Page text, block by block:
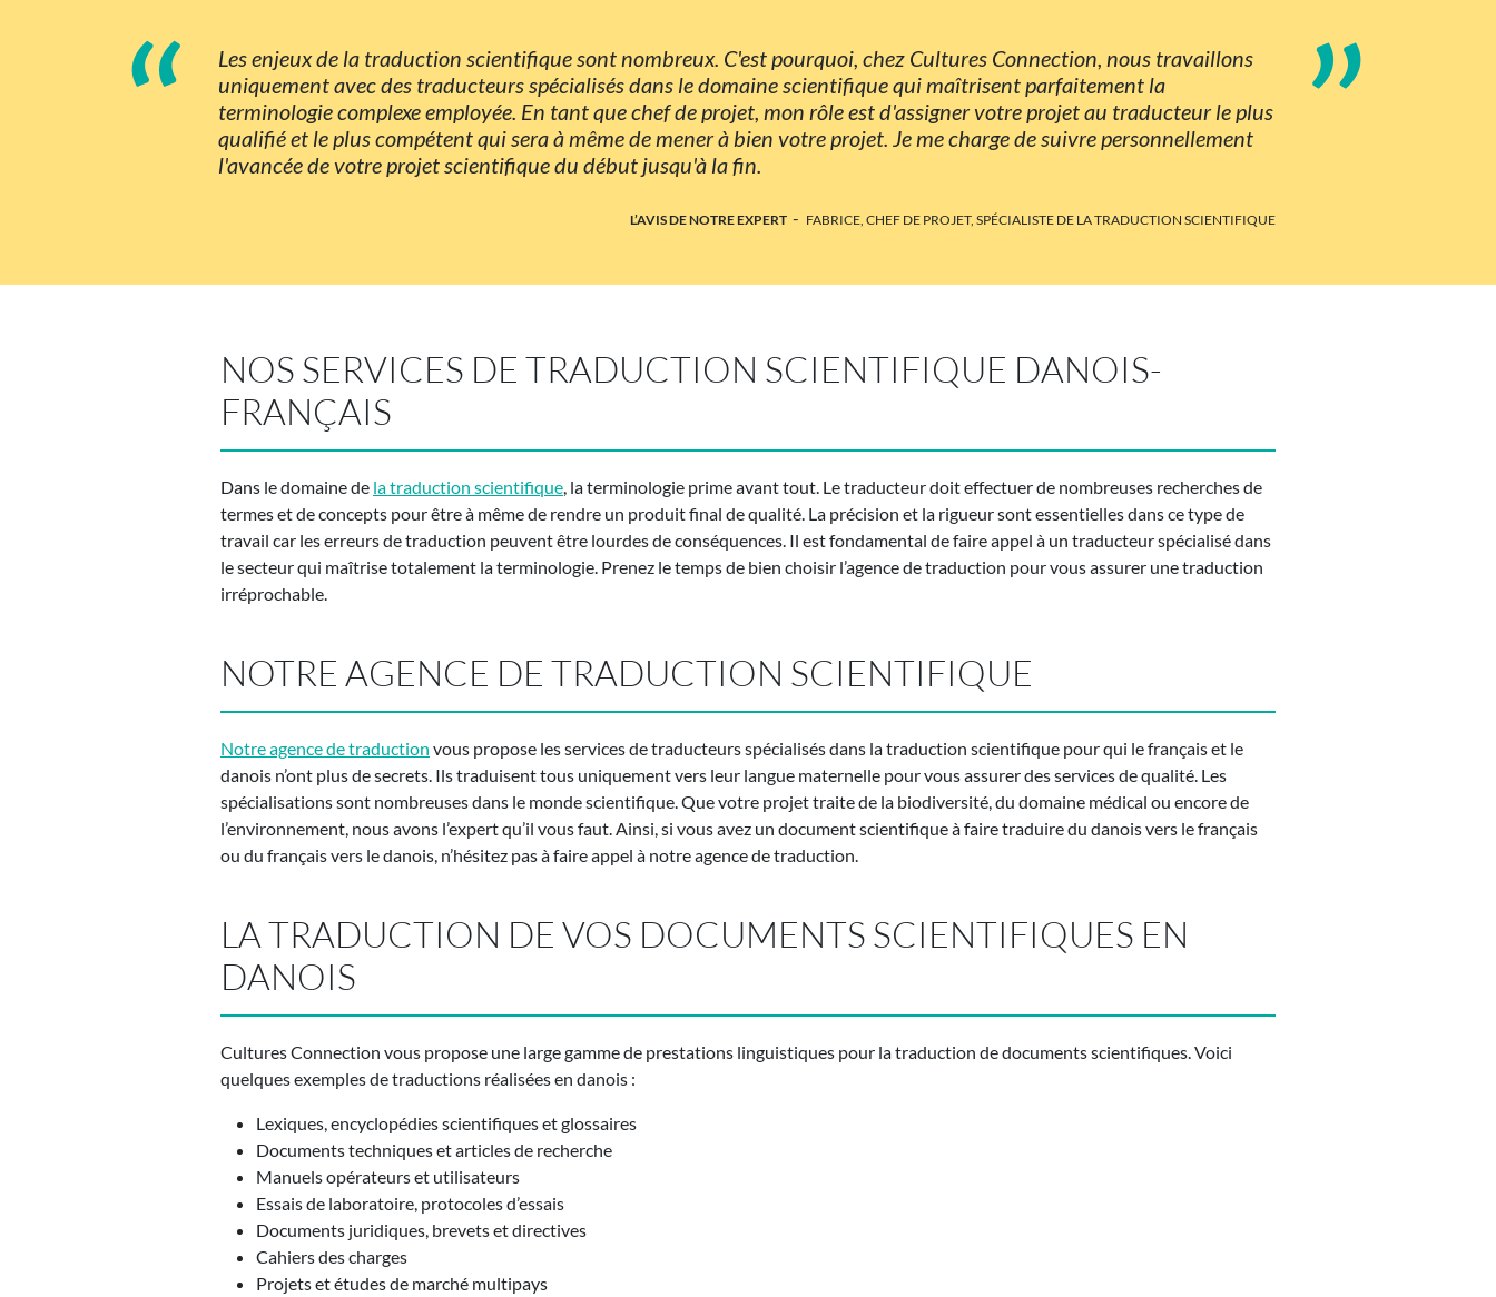
“
Les enjeux de la traduction scientifique sont nombreux. C'est pourquoi, chez Cultures Connection, nous travaillons
uniquement avec des traducteurs spécialisés dans le domaine scientifique qui maîtrisent parfaitement la
terminologie complexe employée. En tant que chef de projet, mon rôle est d'assigner votre projet au traducteur le plus
qualifié et le plus compétent qui sera à même de mener à bien votre projet. Je me charge de suivre personnellement
l'avancée de votre projet scientifique du début jusqu'à la fin.
”
L’AVIS DE NOTRE EXPERT - FABRICE, CHEF DE PROJET, SPÉCIALISTE DE LA TRADUCTION SCIENTIFIQUE
NOS SERVICES DE TRADUCTION SCIENTIFIQUE DANOIS-
FRANÇAIS
Dans le domaine de la traduction scientifique , la terminologie prime avant tout. Le traducteur doit effectuer de nombreuses recherches de
termes et de concepts pour être à même de rendre un produit final de qualité. La précision et la rigueur sont essentielles dans ce type de
travail car les erreurs de traduction peuvent être lourdes de conséquences. Il est fondamental de faire appel à un traducteur spécialisé dans
le secteur qui maîtrise totalement la terminologie. Prenez le temps de bien choisir l’agence de traduction pour vous assurer une traduction
irréprochable.
NOTRE AGENCE DE TRADUCTION SCIENTIFIQUE
Notre agence de traduction vous propose les services de traducteurs spécialisés dans la traduction scientifique pour qui le français et le
danois n’ont plus de secrets. Ils traduisent tous uniquement vers leur langue maternelle pour vous assurer des services de qualité. Les
spécialisations sont nombreuses dans le monde scientifique. Que votre projet traite de la biodiversité, du domaine médical ou encore de
l’environnement, nous avons l’expert qu’il vous faut. Ainsi, si vous avez un document scientifique à faire traduire du danois vers le français
ou du français vers le danois, n’hésitez pas à faire appel à notre agence de traduction.
LA TRADUCTION DE VOS DOCUMENTS SCIENTIFIQUES EN
DANOIS
Cultures Connection vous propose une large gamme de prestations linguistiques pour la traduction de documents scientifiques. Voici
quelques exemples de traductions réalisées en danois :
Lexiques, encyclopédies scientifiques et glossaires
Documents techniques et articles de recherche
Manuels opérateurs et utilisateurs
Essais de laboratoire, protocoles d’essais
Documents juridiques, brevets et directives
Cahiers des charges
Projets et études de marché multipays